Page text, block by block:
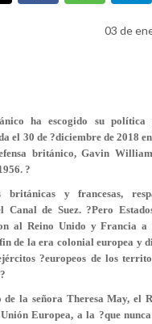
03 de
ha escogido su política
el 30 de ?diciembre de 2018
británico, Gavin
?
británicas y francesas,
Canal de Suez. ?Pero
al Reino Unido y Francia a
de la era colonial europea y
?europeos de los
de la señora Theresa May, el
Europea, a la ?que